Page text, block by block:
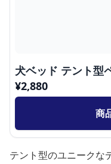
犬ベッド テント型
¥2,880
商
テント型のユニークな